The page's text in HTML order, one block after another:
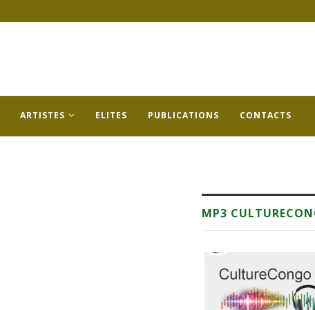
ARTISTES ELITES PUBLICATIONS CONTACTS
MP3